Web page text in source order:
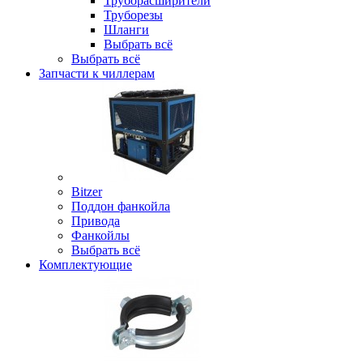
Труборезы
Шланги
Выбрать всё
Выбрать всё
Запчасти к чиллерам
Bitzer
Поддон фанкойла
Привода
Фанкойлы
Выбрать всё
Комплектующие